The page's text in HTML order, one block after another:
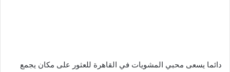
دائما يسعى محبي المشويات في القاهرة للعثور على مكان يجمع